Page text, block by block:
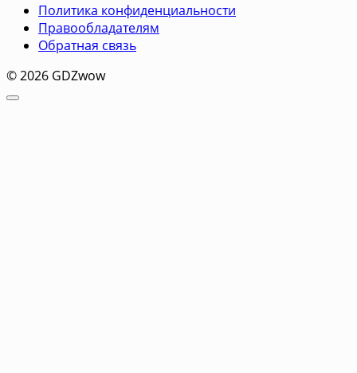
Политика конфиденциальности
Правообладателям
Обратная связь
© 2026 GDZwow